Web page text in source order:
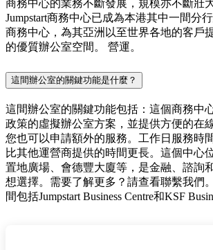
商務中心的業務不斷發展，規模亦不斷壯
Jumpstart商務中心已成為本港其中一間分
商務中心，為其亞洲以至世界各地的客戶
的優質辦公室空間。 營運。
這間辦公室的關鍵功能是什麼？
這間辦公室的關鍵功能包括：這個商務中
政策的虛擬辦公室方案，並提供方便的在
您也可以申請額外的服務。工作日服務時
比其他運營商提供的時間更長。這個中心
置地廣場、會德豐大廈等，是金融、諮詢
想選擇。需要了解更多？請查看聯繫我們
間包括Jumpstart Business Centre和KSF